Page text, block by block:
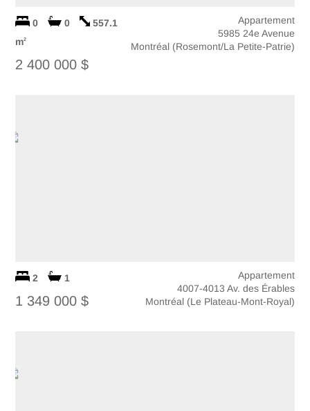
0 0
557.1
m2
2 400 000 $
Appartement
5985 24e Avenue
Montréal (Rosemont/La Petite-Patrie)
2 1
1 349 000 $
Appartement
4007-4013 Av. des Érables
Montréal (Le Plateau-Mont-Royal)